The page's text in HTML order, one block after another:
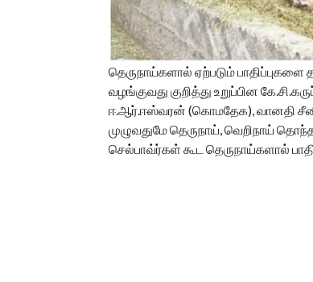
தெருநாய்களால் ஏற்படும்
வழங்குவது குறித்து உறுப்பின
ஈ.ஆர்.ஈஸ்வரன் (கொமதேக), வானதி
முழுவதுமே தெருநாய், வெறிநாய்
செல்பாவ்ர்கள் கூட தெருநாய்களால்